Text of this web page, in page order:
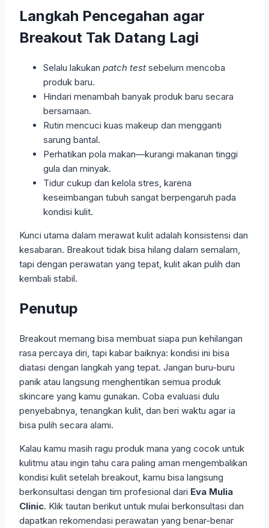
Langkah Pencegahan agar
Breakout Tak Datang Lagi
Selalu lakukan patch test sebelum mencoba
produk baru.
Hindari menambah banyak produk baru secara
bersamaan.
Rutin mencuci kuas makeup dan mengganti
sarung bantal.
Perhatikan pola makan—kurangi makanan tinggi
gula dan minyak.
Tidur cukup dan kelola stres, karena
keseimbangan tubuh sangat berpengaruh pada
kondisi kulit.
Kunci utama dalam merawat kulit adalah konsistensi dan
kesabaran. Breakout tidak bisa hilang dalam semalam,
tapi dengan perawatan yang tepat, kulit akan pulih dan
kembali stabil.
Penutup
Breakout memang bisa membuat siapa pun kehilangan
rasa percaya diri, tapi kabar baiknya: kondisi ini bisa
diatasi dengan langkah yang tepat. Jangan buru-buru
panik atau langsung menghentikan semua produk
skincare yang kamu gunakan. Coba evaluasi dulu
penyebabnya, tenangkan kulit, dan beri waktu agar ia
bisa pulih secara alami.
Kalau kamu masih ragu produk mana yang cocok untuk
kulitmu atau ingin tahu cara paling aman mengembalikan
kondisi kulit setelah breakout, kamu bisa langsung
berkonsultasi dengan tim profesional dari Eva Mulia
Clinic. Klik tautan berikut untuk mulai berkonsultasi dan
dapatkan rekomendasi perawatan yang benar-benar